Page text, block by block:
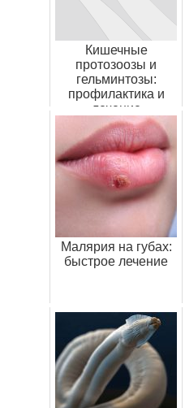
Кишечные
протозоозы и
гельминтозы:
профилактика и
лечение
Малярия на губах:
быстрое лечение